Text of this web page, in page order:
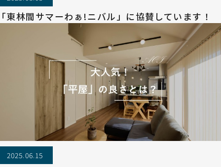
東林間サマーわぁ!ニバル」に協賛しています！
2025.06.15